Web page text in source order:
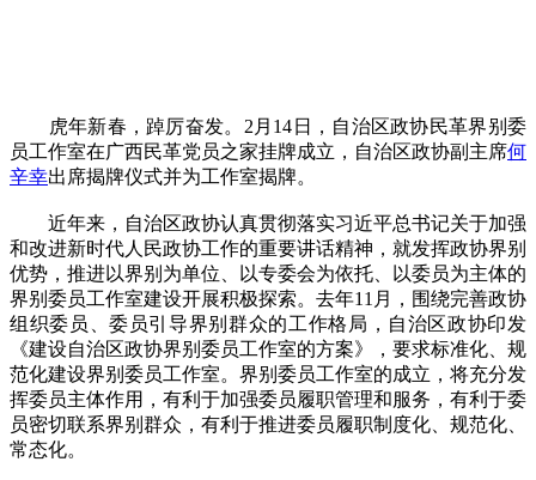
虎年新春，踔厉奋发。2月14日，自治区政协民革界别委
员工作室在广西民革党员之家挂牌成立，自治区政协副主席何
辛幸出席揭牌仪式并为工作室揭牌。
近年来，自治区政协认真贯彻落实习近平总书记关于加强
和改进新时代人民政协工作的重要讲话精神，就发挥政协界别
优势，推进以界别为单位、以专委会为依托、以委员为主体的
界别委员工作室建设开展积极探索。去年11月，围绕完善政协
组织委员、委员引导界别群众的工作格局，自治区政协印发
《建设自治区政协界别委员工作室的方案》，要求标准化、规
范化建设界别委员工作室。界别委员工作室的成立，将充分发
挥委员主体作用，有利于加强委员履职管理和服务，有利于委
员密切联系界别群众，有利于推进委员履职制度化、规范化、
常态化。